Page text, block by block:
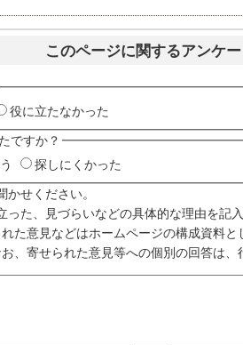
このページに関するアンケ
役に立たなかった
ですか？
探しにくかった
せください。
った、見づらいなどの具体的な理由を記
た意見などはホームページの構成資料と
お、寄せられた意見等への個別の回答は、